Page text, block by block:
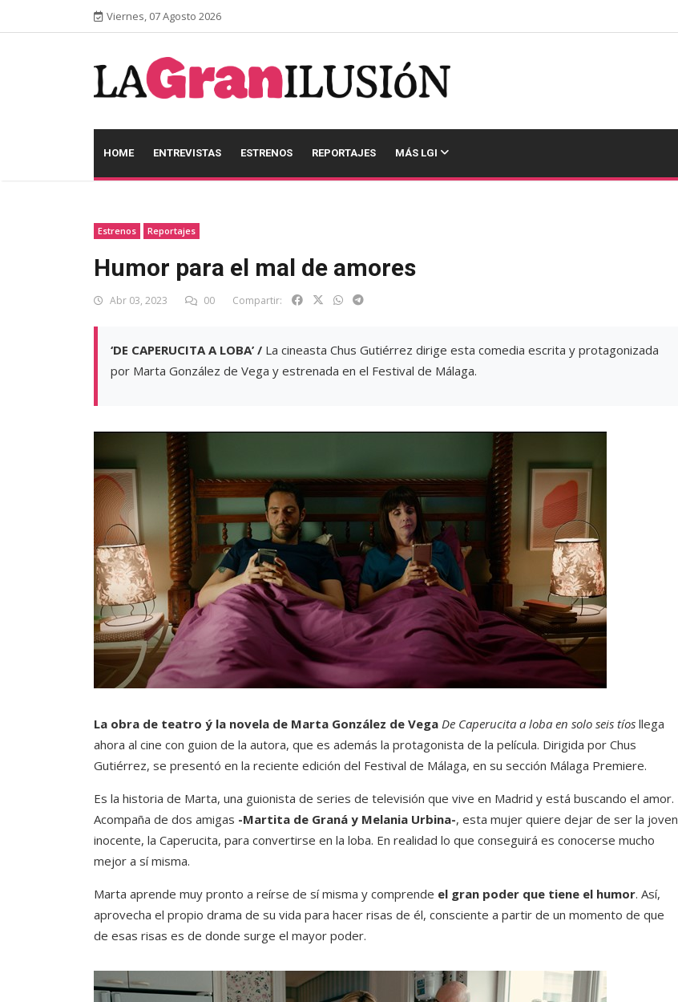
Viernes, 07 Agosto 2026
HOME ENTREVISTAS ESTRENOS REPORTAJES MÁS LGI
Estrenos Reportajes
Humor para el mal de amores
Abr 03, 2023 00 Compartir:
‘DE CAPERUCITA A LOBA’ / La cineasta Chus Gutiérrez dirige esta comedia escrita y protagonizada
por Marta González de Vega y estrenada en el Festival de Málaga.
La obra de teatro ý la novela de Marta González de Vega De Caperucita a loba en solo seis tíos llega
ahora al cine con guion de la autora, que es además la protagonista de la película. Dirigida por Chus
Gutiérrez, se presentó en la reciente edición del Festival de Málaga, en su sección Málaga Premiere.
Es la historia de Marta, una guionista de series de televisión que vive en Madrid y está buscando el amor.
Acompaña de dos amigas -Martita de Graná y Melania Urbina-, esta mujer quiere dejar de ser la joven
inocente, la Caperucita, para convertirse en la loba. En realidad lo que conseguirá es conocerse mucho
mejor a sí misma.
Marta aprende muy pronto a reírse de sí misma y comprende el gran poder que tiene el humor. Así,
aprovecha el propio drama de su vida para hacer risas de él, consciente a partir de un momento de que
de esas risas es de donde surge el mayor poder.